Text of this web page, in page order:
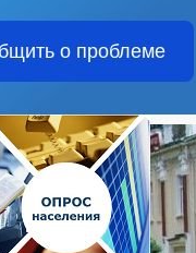
о проблеме